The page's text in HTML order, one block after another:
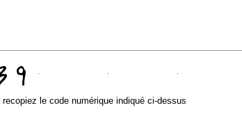
recopiez le code numérique indiqué ci-dessus